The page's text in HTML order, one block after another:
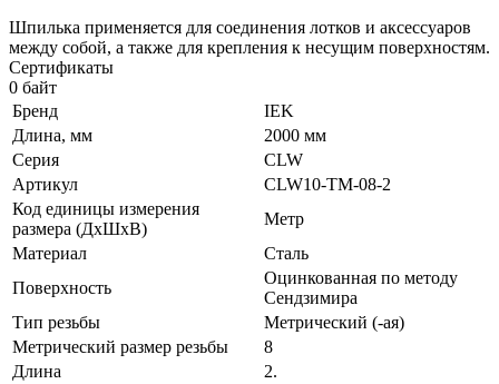
Шпилька применяется для соединения лотков и аксессуаров
между собой, а также для крепления к несущим поверхностям.
Сертификаты
0 байт
Бренд
IEK
Длина, мм
2000 мм
Серия
CLW
Артикул
CLW10-TM-08-2
Код единицы измерения
размера (ДхШхВ)
Метр
Материал
Сталь
Поверхность
Оцинкованная по методу
Сендзимира
Тип резьбы
Метрический (-ая)
Метрический размер резьбы
8
Длина
2.